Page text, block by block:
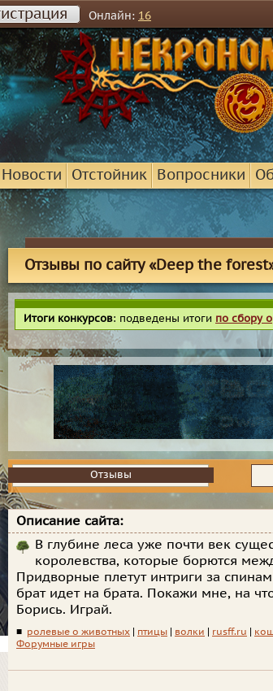
Онлайн: 16
Новости Отстойник Вопросники
Отзывы по сайту «Deep the
Итоги конкурсов: подведены итоги по сбору
Отзывы
Отзывы
Описание сайта:
В глубине леса уже почти век
королевства, которые борются
Придворные плетут интриги за
брат идет на брата. Покажи мне, на
Борись. Играй.
■ ролевые о животных птицы волки rusff.ru
Форумные игры